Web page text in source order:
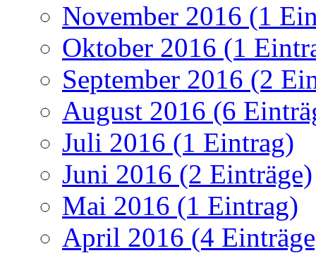
November 2016 (1
Oktober 2016 (1
September 2016 (2
August 2016 (6
Juli 2016 (1 Eintrag)
Juni 2016 (2 Einträge)
Mai 2016 (1 Eintrag)
April 2016 (4